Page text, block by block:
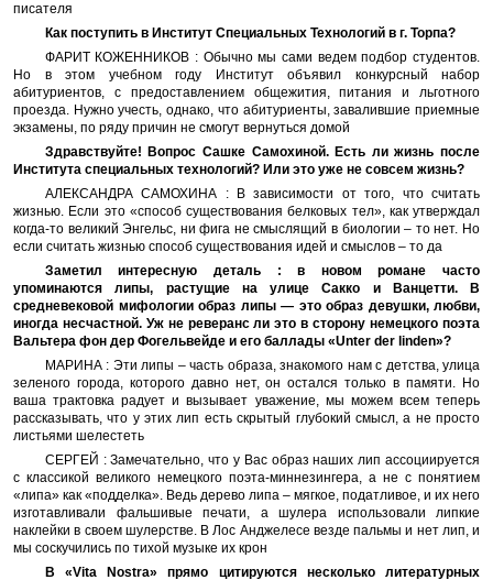
писателя
Как поступить в Институт Специальных Технологий в г. Торпа?
ФАРИТ КОЖЕННИКОВ : Обычно мы сами ведем подбор студентов.
Но в этом учебном году Институт объявил конкурсный набор
абитуриентов, с предоставлением общежития, питания и льготного
проезда. Нужно учесть, однако, что абитуриенты, завалившие приемные
экзамены, по ряду причин не смогут вернуться домой
Здравствуйте! Вопрос Сашке Самохиной. Есть ли жизнь после
Института специальных технологий? Или это уже не совсем жизнь?
АЛЕКСАНДРА САМОХИНА : В зависимости от того, что считать
жизнью. Если это «способ существования белковых тел», как утверждал
когда-то великий Энгельс, ни фига не смыслящий в биологии – то нет. Но
если считать жизнью способ существования идей и смыслов – то да
Заметил интересную деталь : в новом романе часто
упоминаются липы, растущие на улице Сакко и Ванцетти. В
средневековой мифологии образ липы — это образ девушки, любви,
иногда несчастной. Уж не реверанс ли это в сторону немецкого поэта
Вальтера фон дер Фогельвейде и его баллады «Unter der linden»?
МАРИНА : Эти липы – часть образа, знакомого нам с детства, улица
зеленого города, которого давно нет, он остался только в памяти. Но
ваша трактовка радует и вызывает уважение, мы можем всем теперь
рассказывать, что у этих лип есть скрытый глубокий смысл, а не просто
листьями шелестеть
СЕРГЕЙ : Замечательно, что у Вас образ наших лип ассоциируется
с классикой великого немецкого поэта-миннезингера, а не с понятием
«липа» как «подделка». Ведь дерево липа – мягкое, податливое, и их него
изготавливали фальшивые печати, а шулера использовали липкие
наклейки в своем шулерстве. В Лос Анджелесе везде пальмы и нет лип, и
мы соскучились по тихой музыке их крон
В «Vita Nostra» прямо цитируются несколько литературных